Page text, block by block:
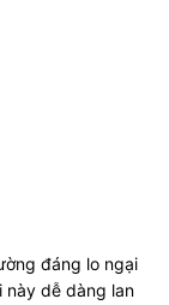
đáng lo ngại
này dễ dàng lan